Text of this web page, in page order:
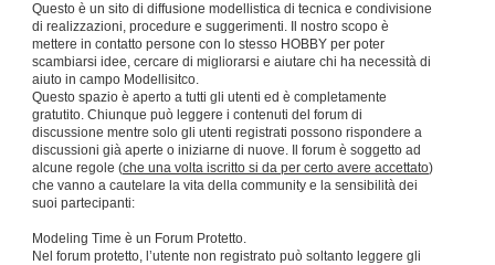
Questo è un sito di diffusione modellistica di tecnica e condivisione
di realizzazioni, procedure e suggerimenti. Il nostro scopo è
mettere in contatto persone con lo stesso HOBBY per poter
scambiarsi idee, cercare di migliorarsi e aiutare chi ha necessità di
aiuto in campo Modellisitco.
Questo spazio è aperto a tutti gli utenti ed è completamente
gratutito. Chiunque può leggere i contenuti del forum di
discussione mentre solo gli utenti registrati possono rispondere a
discussioni già aperte o iniziarne di nuove. Il forum è soggetto ad
alcune regole (che una volta iscritto si da per certo avere accettato)
che vanno a cautelare la vita della community e la sensibilità dei
suoi partecipanti:
Modeling Time è un Forum Protetto.
Nel forum protetto, l’utente non registrato può soltanto leggere gli